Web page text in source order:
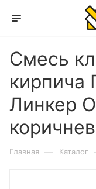
Смесь
кирпича
Линкер
Главная — Каталог